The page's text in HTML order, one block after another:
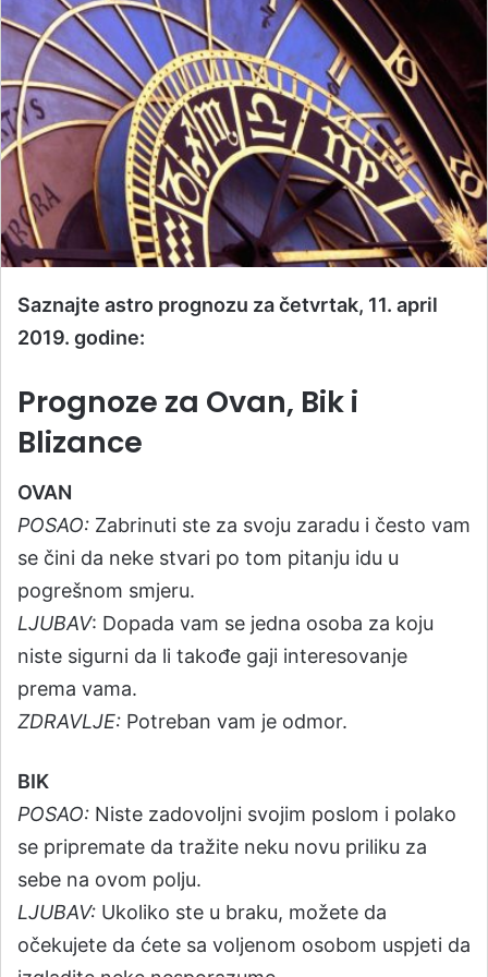
Saznajte astro prognozu za četvrtak, 11. april
2019. godine:
Prognoze za Ovan, Bik i
Blizance
OVAN
POSAO: Zabrinuti ste za svoju zaradu i često vam
se čini da neke stvari po tom pitanju idu u
pogrešnom smjeru.
LJUBAV: Dopada vam se jedna osoba za koju
niste sigurni da li takođe gaji interesovanje
prema vama.
ZDRAVLJE: Potreban vam je odmor.
BIK
POSAO: Niste zadovoljni svojim poslom i polako
se pripremate da tražite neku novu priliku za
sebe na ovom polju.
LJUBAV: Ukoliko ste u braku, možete da
očekujete da ćete sa voljenom osobom uspjeti da